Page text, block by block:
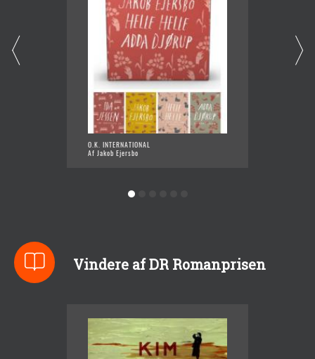
O.K. INTERNATIONAL
Af Jakob Ejersbo
Vindere af DR Romanprisen